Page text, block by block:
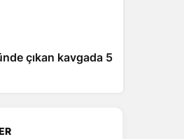
çıkan kavgada 5